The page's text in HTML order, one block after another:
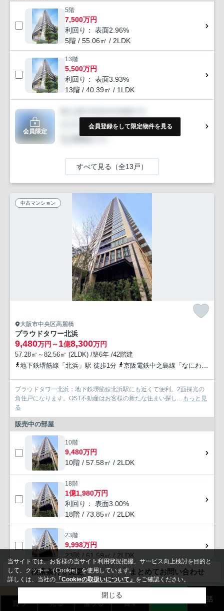
5階
7,500万円
利回り： 表面2.96%
5階 / 55.06㎡ / 2LDK
13階
5,500万円
利回り： 表面3.93%
13階 / 40.39㎡ / 1LDK
会員限定
会員登録をして限定物件を見る
すべて見る（全13戸）
中古マンション
大阪市中央区高麗橋
プラウドタワー北浜
9,480万円～1億8,300万円
57.28㎡～82.56㎡ (2LDK) /築6年 /42階建
地下鉄堺筋線「北浜」駅 徒歩1分
京阪電鉄中之島線「なにわ橋」駅 徒歩5分
プラウドタワー北浜：地下鉄堺筋線北浜駅にも近くて便利。2面採光の
角住戸になります。OST不動産はお客様の新たな住まい探し... もっと見
る
販売中の部屋
10階
9,480万円
10階 / 57.58㎡ / 2LDK
18階
1億1,980万円
利回り： 表面3.00%
18階 / 73.85㎡ / 2LDK
23階
9,998万円
23階 / 61.59㎡ / 2LDK
すべて見る（全26戸）
検索条件を変更 まとめてお問い合わせ
無料お問い合わせ
買う 売る 借りる 貸す 電話
当サイトでは、お客様の当サイト利用状況把握、サービス向上検討を目的と
して、クッキー（Cookie）を使用しています。
詳しくは、当社の 「Cookieの取扱いについて」 をご確認ください。
閉じる